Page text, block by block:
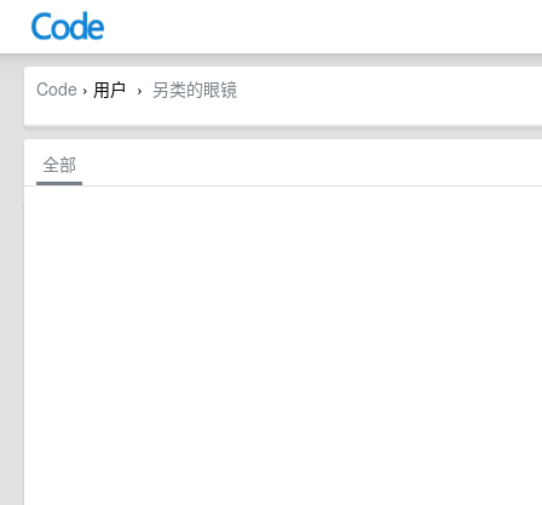
Code › 用户 › 另类的眼镜
全部